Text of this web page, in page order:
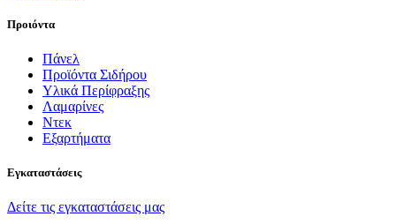
Προιόντα
Πάνελ
Προϊόντα Σιδήρου
Υλικά Περίφραξης
Λαμαρίνες
Ντεκ
Εξαρτήματα
Εγκαταστάσεις
Δείτε τις εγκαταστάσεις μας